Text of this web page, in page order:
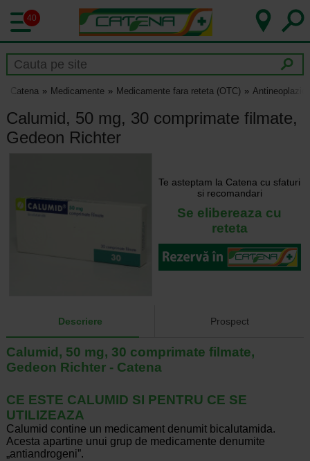
40
Catena Medicamente Medicamente fara reteta (OTC)
Calumid, 50 mg, 30 comprimate filmate,
Gedeon Richter
Te asteptam la Catena cu sfaturi
si recomandari
Se elibereaza cu
reteta
Descriere Prospect
Calumid, 50 mg, 30 comprimate filmate,
Gedeon Richter - Catena
CE ESTE CALUMID SI PENTRU CE SE
UTILIZEAZA
Calumid contine un medicament denumit bicalutamida.
Acesta apartine unui grup de medicamente denumite
„antiandrogeni”.